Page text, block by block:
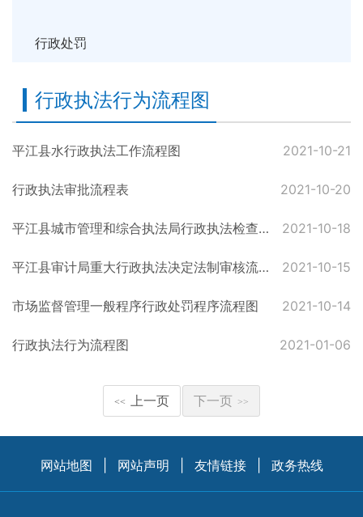
行政处罚
行政执法行为流程图
平江县水行政执法工作流程图 2021-10-21
行政执法审批流程表 2021-10-20
平江县城市管理和综合执法局行政执法检查流程图 2021-10-18
平江县审计局重大行政执法决定法制审核流程图 2021-10-15
市场监督管理一般程序行政处罚程序流程图 2021-10-14
行政执法行为流程图 2021-01-06
<< 上一页 下一页 >>
网站地图 网站声明 友情链接 政务热线